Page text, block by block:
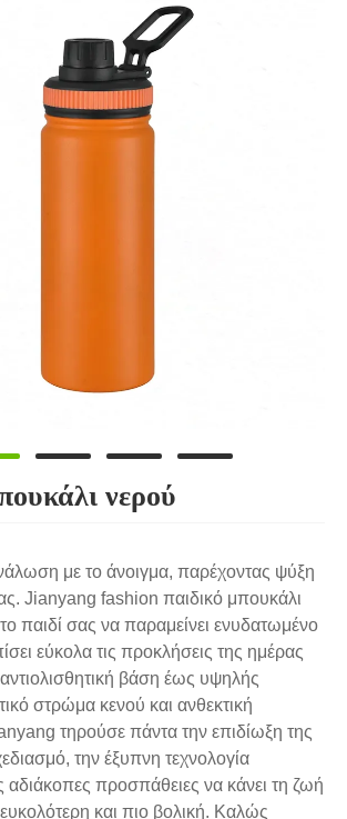
νερού
με το άνοιγμα, παρέχοντας ψύξη
Jianyang fashion παιδικό μπουκάλι
παιδί σας να παραμείνει ενυδατωμένο
εύκολα τις προκλήσεις της ημέρας
βάση έως υψηλής
στρώμα κενού και ανθεκτική
τηρούσε πάντα την επιδίωξη της
την έξυπνη τεχνολογία
αδιάκοπες προσπάθειες να κάνει τη ζωή
και πιο βολική. Καλώς